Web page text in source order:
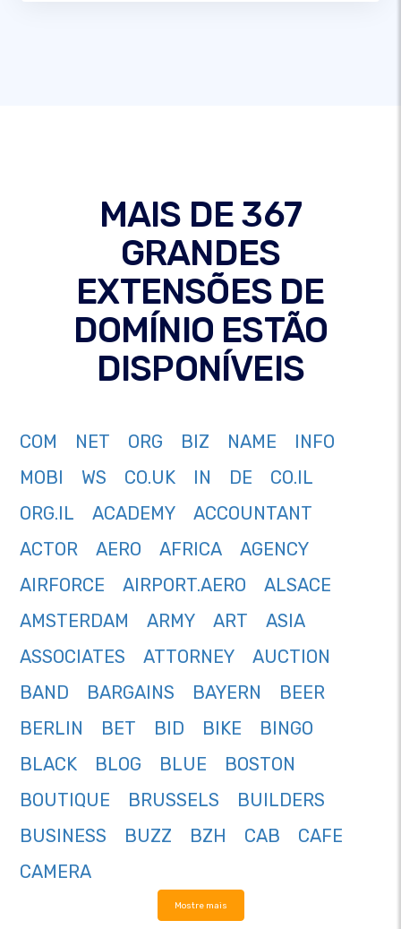
MAIS DE 367
GRANDES
EXTENSÕES DE
DOMÍNIO ESTÃO
DISPONÍVEIS
COM NET ORG BIZ NAME
INFO
MOBI
WS CO.UK IN DE
CO.IL
ORG.IL
ACADEMY
ACCOUNTANT
ACTOR
AERO AFRICA
AGENCY
AIRFORCE
AIRPORT.AERO
ALSACE
AMSTERDAM
ARMY ART
ASIA
ASSOCIATES
ATTORNEY
AUCTION
BAND
BARGAINS BAYERN
BEER
BERLIN
BET BID BIKE
BINGO
BLACK
BLOG BLUE
BOSTON
BOUTIQUE
BRUSSELS
BUILDERS
BUSINESS
BUZZ BZH CAB
CAFE
CAMERA
Mostre mais